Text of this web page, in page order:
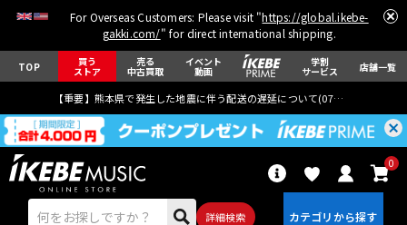
For Overseas Customers: Please visit "https://global.ikebe-
gakki.com/" for direct international shipping.
TOP 買う
ストア
売る
中古買取
イベント
動画
学割
サービス 店舗一覧
【重要】熊本県で発生した地震に伴う配送の遅延について(07月29日
詳細検索
0